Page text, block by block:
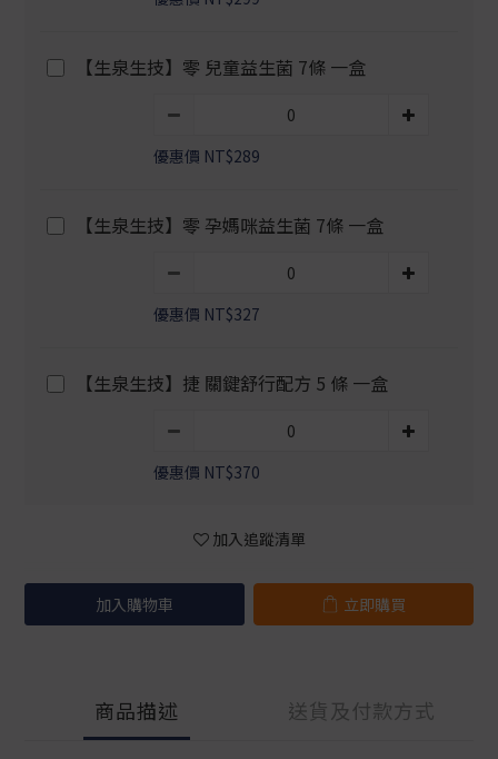
【生泉生技】零 兒童益生菌 7條 一盒
優惠價 NT$289
【生泉生技】零 孕媽咪益生菌 7條 一盒
優惠價 NT$327
【生泉生技】捷 關鍵舒行配方 5 條 一盒
優惠價 NT$370
加入追蹤清單
加入購物車 立即購買
商品描述 送貨及付款方式